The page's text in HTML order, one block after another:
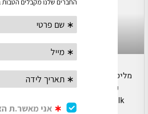
הוספה לסל
מליטה סולו+ מקציף חלב
פרפקט- Melitta
solo&perfect milk